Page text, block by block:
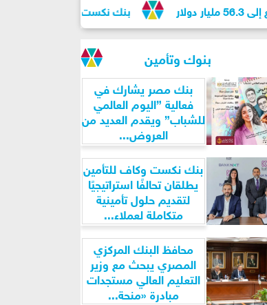
بنك نكست وكاف للتأمين يطلقان
بنوك وتأمين
بنك مصر يشارك في
فعالية ”اليوم العالمي
للشباب” ويقدم العديد من
العروض...
بنك نكست وكاف للتأمين
يطلقان تحالفًا استراتيجيًا
لتقديم حلول تأمينية
متكاملة لعملاء...
محافظ البنك المركزي
المصري يبحث مع وزير
التعليم العالي مستجدات
مبادرة «منحة...